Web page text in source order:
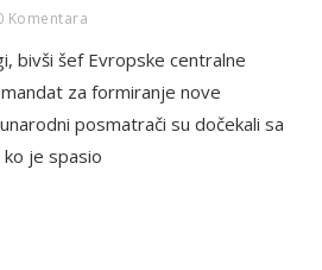
Komentara
bivši šef Evropske centralne
za formiranje nove
posmatrači su dočekali sa
ko je spasio